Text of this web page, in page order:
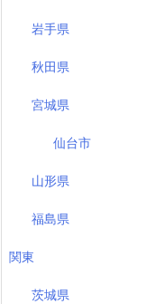
岩手県
秋田県
宮城県
仙台市
山形県
福島県
関東
茨城県